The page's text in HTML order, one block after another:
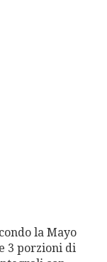
la Mayo
3 porzioni di